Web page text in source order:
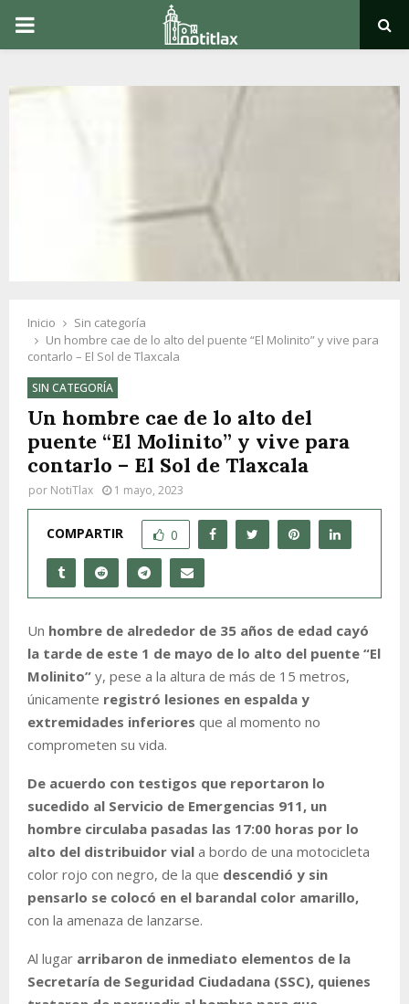
PRIMARY
Inicio
Sin categoría
Un hombre cae de lo alto del puente “El Molinito” y vive para
contarlo – El Sol de Tlaxcala
SIN CATEGORÍA
Un hombre cae de lo alto del
puente “El Molinito” y vive para
contarlo – El Sol de Tlaxcala
por NotiTlax 1 mayo, 2023
COMPARTIR 0
Un hombre de alrededor de 35 años de edad cayó
la tarde de este 1 de mayo de lo alto del puente “El
Molinito” y, pese a la altura de más de 15 metros,
únicamente registró lesiones en espalda y
extremidades inferiores que al momento no
comprometen su vida.
De acuerdo con testigos que reportaron lo
sucedido al Servicio de Emergencias 911, un
hombre circulaba pasadas las 17:00 horas por lo
alto del distribuidor vial a bordo de una motocicleta
color rojo con negro, de la que descendió y sin
pensarlo se colocó en el barandal color amarillo,
con la amenaza de lanzarse.
Al lugar arribaron de inmediato elementos de la
Secretaría de Seguridad Ciudadana (SSC), quienes